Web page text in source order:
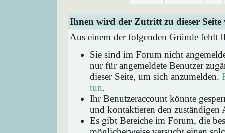
Ihnen wird der Zutritt zu dieser Seite
Aus einem der folgenden Gründe fehlt
Sie sind im Forum nicht
nur für angemeldete Benutzer
dieser Seite, um sich anzumelden.
tun.
Ihr Benutzeraccount könnte
und kontaktieren den zuständigen
Es gibt Bereiche im Forum, die